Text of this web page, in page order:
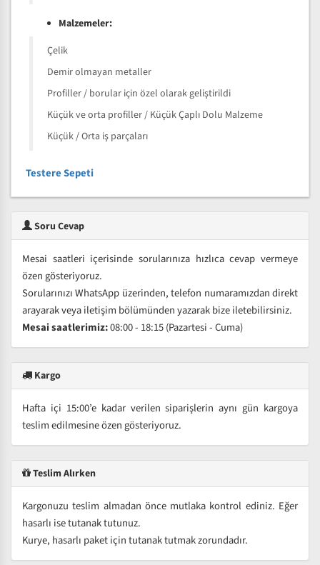
Malzemeler:
Çelik
Demir olmayan metaller
Profiller / borular için özel olarak geliştirildi
Küçük ve orta profiller / Küçük Çaplı Dolu Malzeme
Küçük / Orta iş parçaları
Testere Sepeti
Soru Cevap
Mesai saatleri içerisinde sorularınıza hızlıca cevap vermeye
özen gösteriyoruz.
Sorularınızı WhatsApp üzerinden, telefon numaramızdan direkt
arayarak veya iletişim bölümünden yazarak bize iletebilirsiniz.
Mesai saatlerimiz:08:00 - 18:15 (Pazartesi - Cuma)
Kargo
Hafta içi 15:00’e kadar verilen siparişlerin aynı gün kargoya
teslim edilmesine özen gösteriyoruz.
Teslim Alırken
Kargonuzu teslim almadan önce mutlaka kontrol ediniz. Eğer
hasarlı ise tutanak tutunuz.
Kurye, hasarlı paket için tutanak tutmak zorundadır.